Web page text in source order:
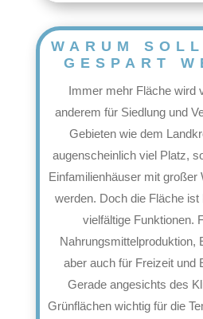
WARUM
GESPART
Immer mehr Fläche wird
anderem für Siedlung und
Gebieten wie dem
augenscheinlich viel Platz,
Einfamilienhäuser mit großer
werden. Doch die Fläche ist
vielfältige Funktionen.
Nahrungsmittelproduktion,
aber auch für Freizeit und
Gerade angesichts des
Grünflächen wichtig für die